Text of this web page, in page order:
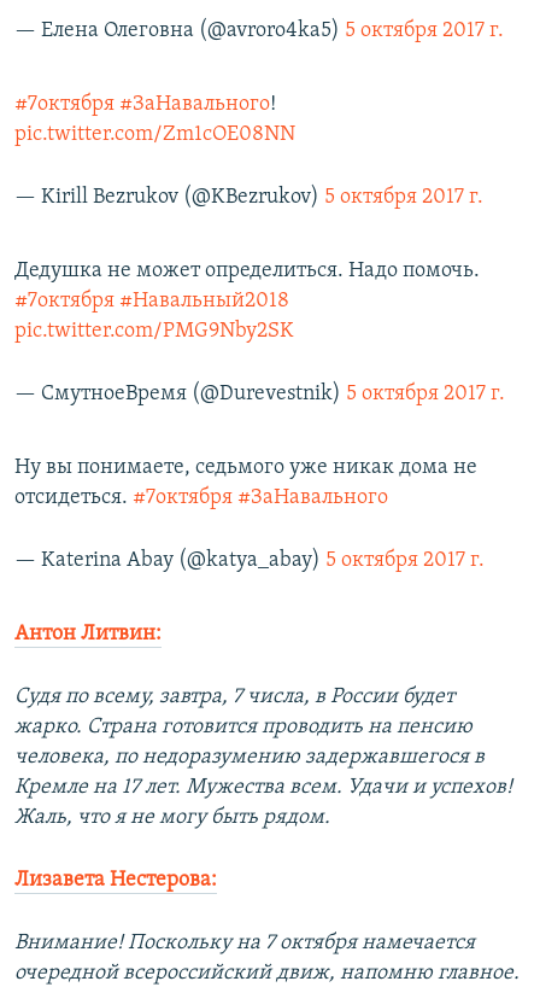
— Елена Олеговна (@avroro4ka5) 5 октября 2017 г.
#7октября #ЗаНавального!
pic.twitter.com/Zm1cOE08NN
— Kirill Bezrukov (@KBezrukov) 5 октября 2017 г.
Дедушка не может определиться. Надо помочь.
#7октября #Навальный2018
pic.twitter.com/PMG9Nby2SK
— СмутноеВремя (@Durevestnik) 5 октября 2017 г.
Ну вы понимаете, седьмого уже никак дома не
отсидеться. #7октября #ЗаНавального
— Katerina Abay (@katya_abay) 5 октября 2017 г.
Антон Литвин:
Судя по всему, завтра, 7 числа, в России будет
жарко. Страна готовится проводить на пенсию
человека, по недоразумению задержавшегося в
Кремле на 17 лет. Мужества всем. Удачи и успехов!
Жаль, что я не могу быть рядом.
Лизавета Нестерова:
Внимание! Поскольку на 7 октября намечается
очередной всероссийский движ, напомню главное.